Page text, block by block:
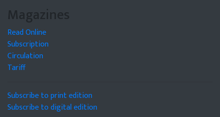
Magazines
Read Online
Subscription
Circulation
Tariff
Subscribe to print edition
Subscribe to digital edition